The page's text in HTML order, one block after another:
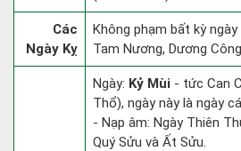
Các
Ngày Kỵ
Không phạm bất kỳ
Tam Nương, Dương
Ngày: Kỷ Mùi - tức Can
Thổ), ngày này là ngày
- Nạp âm: Ngày Thiên
Quý Sửu và Ất Sửu.